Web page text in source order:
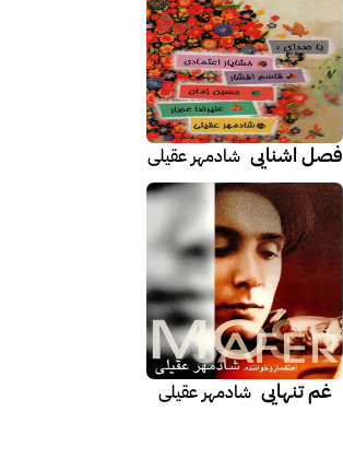
فصل اشنایی شادمهر عقیلی
غم تنهایی شادمهر عقیلی